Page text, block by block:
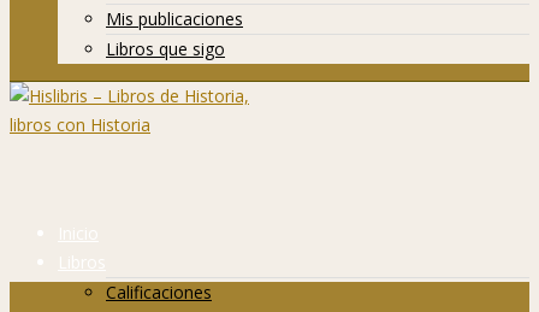
Mis publicaciones
Libros que sigo
Inicio
Libros
Calificaciones